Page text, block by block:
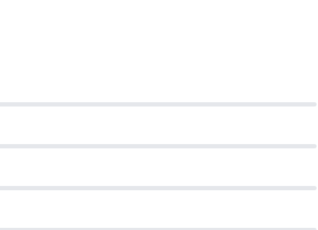
uma melhor qualidade de vida. Dessa forma, o
todas as fases da vida.
as Idades
linha são criadas a partir de pesquisas detalhadas